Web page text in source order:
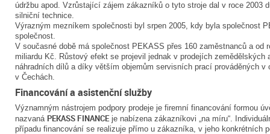
údržbu apod. Vzrůstající zájem zákazníků o tyto stroje dal v roce 2003
silniční technice.
Výrazným mezníkem společnosti byl srpen 2005, kdy byla společnost
společnost.
V současné době má společnost PEKASS přes 160 zaměstnanců a od
miliardu Kč. Růstový efekt se projevil jednak v prodejích zemědělských
náhradních dílů a díky větším objemům servisních prací prováděných v
v Čechách.
Financování a asistenční služby
Významným nástrojem podpory prodeje je firemní financování formou
nazvaná PEKASS FINANCEje nabízena zákazníkovi „na míru“.
případu financování se realizuje přímo u zákazníka, v jeho konkrétních